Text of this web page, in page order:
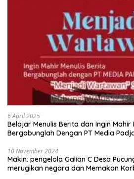
6 April 2025
Belajar Menulis Berita dan Ingin Mahir
Bergabunglah Dengan PT Media
10 November 2024
Makin: pengelola Galian C Desa
merugikan negara dan Memakan